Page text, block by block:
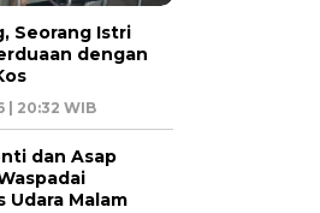
Seorang Istri
dengan
| 20:32 WIB
dan Asap
Udara Malam